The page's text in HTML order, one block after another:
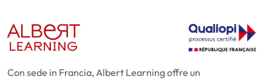
Con sede in Francia, Albert Learning offre un